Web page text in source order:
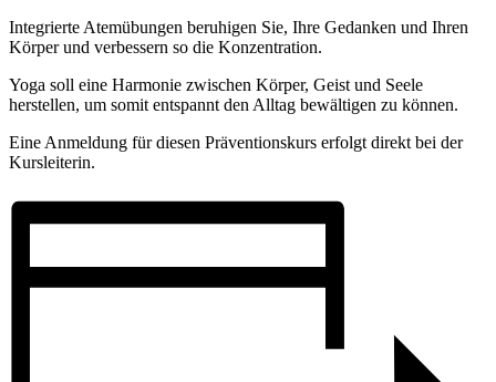
Integrierte Atemübungen beruhigen Sie, Ihre Gedanken und Ihren
Körper und verbessern so die Konzentration.
Yoga soll eine Harmonie zwischen Körper, Geist und Seele
herstellen, um somit entspannt den Alltag bewältigen zu können.
Eine Anmeldung für diesen Präventionskurs erfolgt direkt bei der
Kursleiterin.